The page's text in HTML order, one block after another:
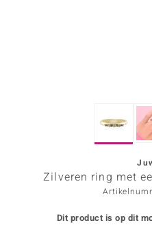
Zilveren ring met
Dit product is op dit